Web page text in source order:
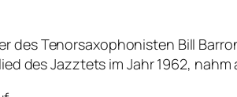
Tenorsaxophonisten Bill
des Jazztets im Jahr 1962,